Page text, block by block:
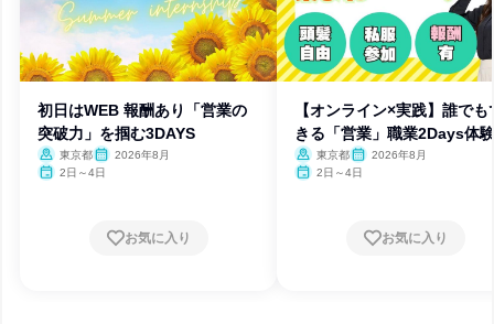
初日はWEB 報酬あり「営業の
突破力」を掴む3DAYS
東京都
2026年8月
2日～4日
お気に入り
【オンライン×実践】誰でも
きる「営業」職業2Days体験
東京都
2026年8月
2日～4日
お気に入り